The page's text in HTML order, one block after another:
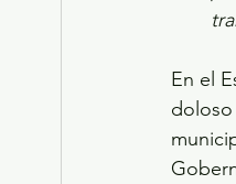
En el
doloso